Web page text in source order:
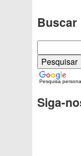
Buscar
Pesquisa
Siga-